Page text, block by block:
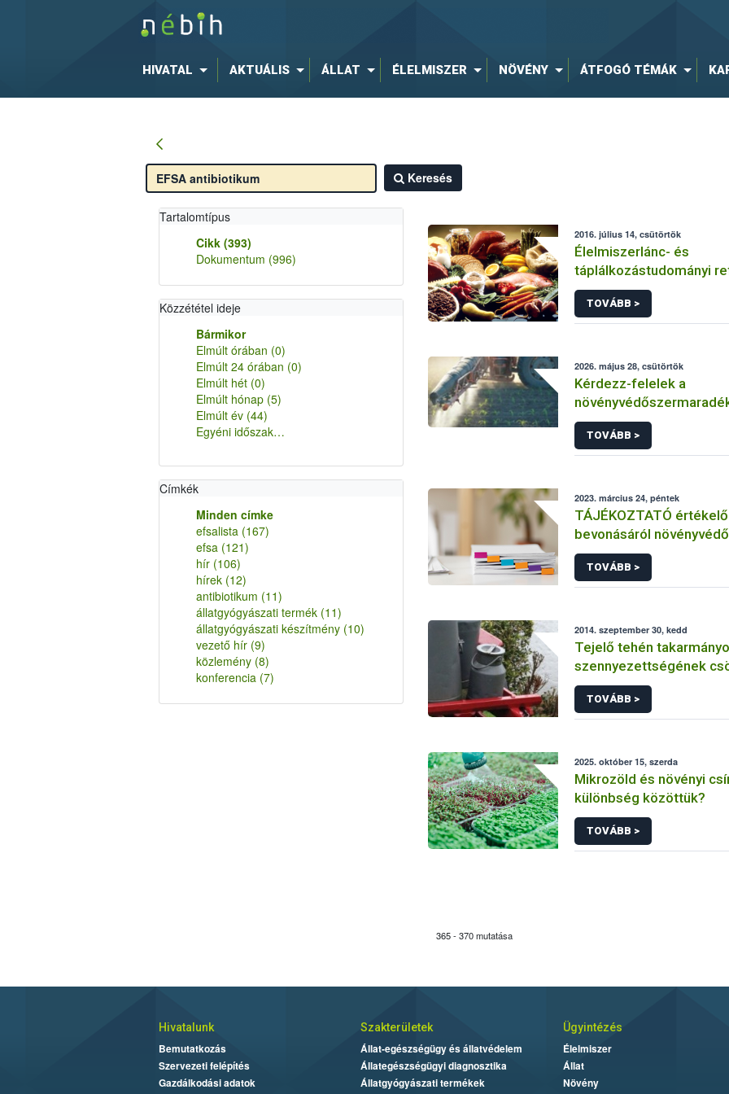
HIVATAL AKTUÁLIS ÁLLAT ÉLELMISZER NÖVÉNY ÁTFOGÓ TÉMÁK
Keresés
Tartalomtípus
Cikk (393)
Dokumentum (996)
Közzététel ideje
Bármikor
Elmúlt órában (0)
Elmúlt 24 órában (0)
Elmúlt hét (0)
Elmúlt hónap (5)
Elmúlt év (44)
Egyéni időszak…
Címkék
Minden címke
efsalista (167)
efsa (121)
hír (106)
hírek (12)
antibiotikum (11)
állatgyógyászati termék (11)
állatgyógyászati készítmény (10)
vezető hír (9)
közlemény (8)
konferencia (7)
2016. július 14, csütörtök
Élelmiszerlánc- és
táplálkozástudományi
TOVÁBB >
2026. május 28, csütörtök
Kérdezz-felelek a
egészségügyi
TOVÁBB >
2023. március 24, péntek
TÁJÉKOZTATÓ
bevonásáról
hatóanyag és
engedélyezésére,
engedély
TOVÁBB >
2014. szeptember 30, kedd
Tejelő tehén
szennyezettségének
lehetőségei
TOVÁBB >
2025. október 15, szerda
Mikrozöld és növényi
különbség közöttük?
TOVÁBB >
365 - 370 mutatása
Hivatalunk
Bemutatkozás
Szervezeti felépítés
Gazdálkodási adatok
Szakterületek
Állat-egészségügy és állatvédelem
Állategészségügyi diagnosztika
Állatgyógyászati termékek
Ügyintézés
Élelmiszer
Állat
Növény